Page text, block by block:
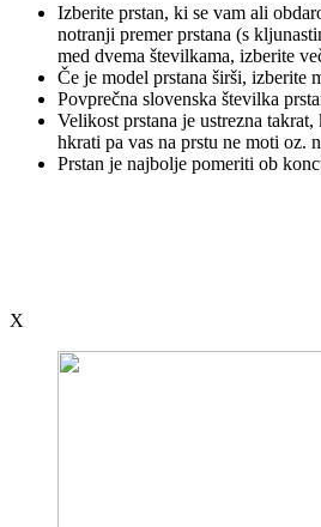
Izberite prstan, ki se vam ali
notranji premer prstana (s
med dvema številkama, izberite
Če je model prstana širši, izberite
Povprečna slovenska številka
Velikost prstana je ustrezna
hkrati pa vas na prstu ne moti oz.
Prstan je najbolje pomeriti ob
X